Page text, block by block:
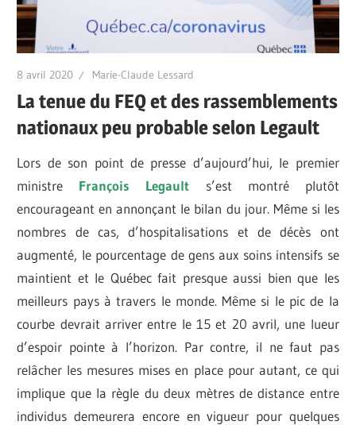
8 avril 2020 Marie-Claude Lessard
La tenue du FEQ et des rassemblements
nationaux peu probable selon Legault
Lors de son point de presse d’aujourd’hui, le premier
ministre François Legault
s’est montré plutôt
encourageant en annonçant le bilan du jour. Même si les
nombres de cas, d’hospitalisations et de décès ont
augmenté, le pourcentage de gens aux soins intensifs se
maintient et le Québec fait presque aussi bien que les
meilleurs pays à travers le monde. Même si le pic de la
courbe devrait arriver entre le 15 et 20 avril, une lueur
d’espoir pointe à l’horizon. Par contre, il ne faut pas
relâcher les mesures mises en place pour autant, ce qui
implique que la règle du deux mètres de distance entre
individus demeurera encore en vigueur pour quelques